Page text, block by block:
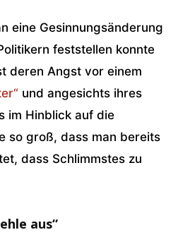
eine Gesinnungsänderung
feststellen konnte
deren Angst vor einem
und angesichts ihres
im Hinblick auf die
so groß, dass man bereits
dass Schlimmstes zu
aus“